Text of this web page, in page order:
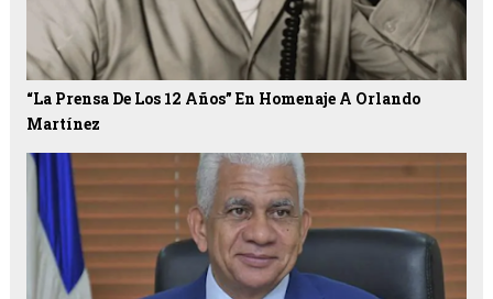
“La Prensa De Los 12 Años” En Homenaje A Orlando
Martínez